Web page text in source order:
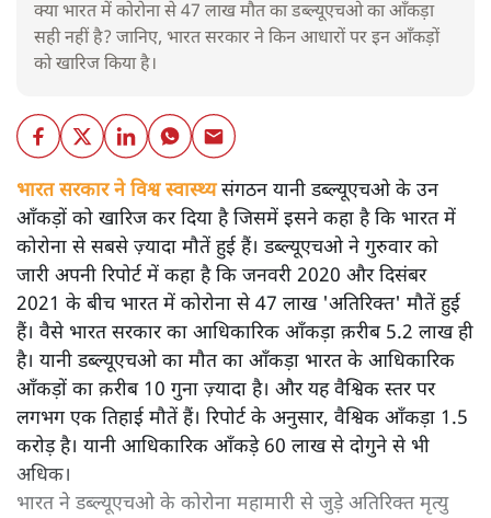
क्या भारत में कोरोना से 47 लाख मौत का डब्ल्यूएचओ का आँकड़ा
सही नहीं है? जानिए, भारत सरकार ने किन आधारों पर इन आँकड़ों
को खारिज किया है।
भारत सरकार ने विश्व स्वास्थ्यसंगठन यानी डब्ल्यूएचओ के उन
आँकड़ों को खारिज कर दिया है जिसमें इसने कहा है कि भारत में
कोरोना से सबसे ज़्यादा मौतें हुई हैं। डब्ल्यूएचओ ने गुरुवार को
जारी अपनी रिपोर्ट में कहा है कि जनवरी 2020 और दिसंबर
2021 के बीच भारत में कोरोना से 47 लाख 'अतिरिक्त' मौतें हुई
हैं। वैसे भारत सरकार का आधिकारिक आँकड़ा क़रीब 5.2 लाख ही
है। यानी डब्ल्यूएचओ का मौत का आँकड़ा भारत के आधिकारिक
आँकड़ों का क़रीब 10 गुना ज़्यादा है। और यह वैश्विक स्तर पर
लगभग एक तिहाई मौतें हैं। रिपोर्ट के अनुसार, वैश्विक आँकड़ा 1.5
करोड़ है। यानी आधिकारिक आँकड़े 60 लाख से दोगुने से भी
अधिक।
भारत ने डब्ल्यूएचओ के कोरोना महामारी से जुड़े अतिरिक्त मृत्यु